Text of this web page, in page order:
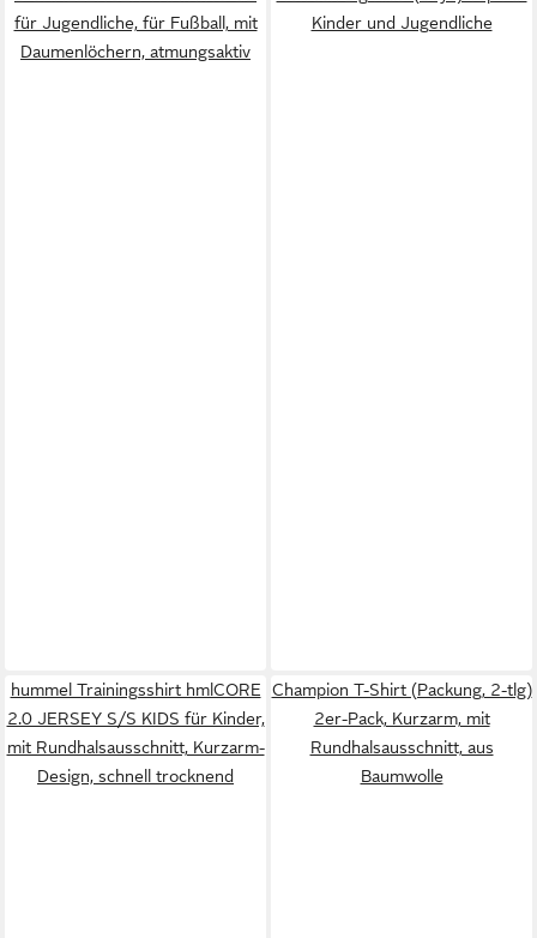
für Jugendliche, für Fußball, mit
Daumenlöchern, atmungsaktiv
Kinder und Jugendliche
hummel Trainingsshirt hmlCORE
2.0 JERSEY S/S KIDS für Kinder,
mit Rundhalsausschnitt, Kurzarm-
Design, schnell trocknend
Champion T-Shirt (Packung, 2-tlg)
2er-Pack, Kurzarm, mit
Rundhalsausschnitt, aus
Baumwolle